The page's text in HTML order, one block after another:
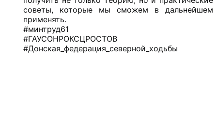
советы, которые мы сможем в дальнейшем
применять.
#минтруд61
#ГАУСОНРОКСЦРОСТОВ
#Донская_федерация_северной_ходьбы